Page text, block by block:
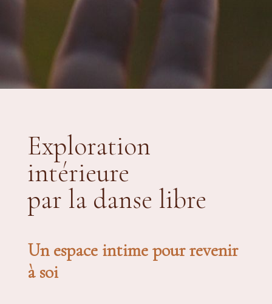
Exploration
intérieure
par la danse libre
Un espace intime pour revenir
à soi